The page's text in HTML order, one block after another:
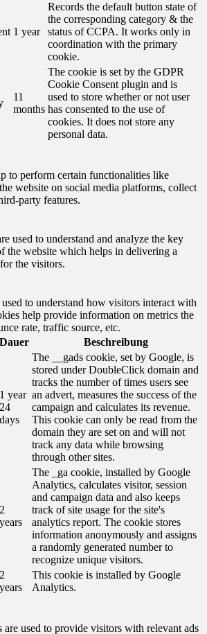
1 year
Records the default button state of
the corresponding category & the
status of CCPA. It works only in
coordination with the primary
cookie.
11
months
The cookie is set by the GDPR
Cookie Consent plugin and is
used to store whether or not user
has consented to the use of
cookies. It does not store any
personal data.
to perform certain functionalities like
website on social media platforms, collect
party features.
used to understand and analyze the key
the website which helps in delivering a
the visitors.
to understand how visitors interact with
help provide information on metrics the
rate, traffic source, etc.
Dauer Beschreibung
1 year
24
days
The __gads cookie, set by Google, is
stored under DoubleClick domain and
tracks the number of times users see
an advert, measures the success of the
campaign and calculates its revenue.
This cookie can only be read from the
domain they are set on and will not
track any data while browsing
through other sites.
2
years
The _ga cookie, installed by Google
Analytics, calculates visitor, session
and campaign data and also keeps
track of site usage for the site's
analytics report. The cookie stores
information anonymously and assigns
a randomly generated number to
recognize unique visitors.
2
years
This cookie is installed by Google
Analytics.
are used to provide visitors with relevant ads